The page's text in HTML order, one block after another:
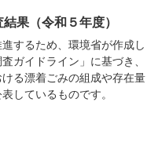
果（令和５年度）
するため、環境省が作成し
ガイドライン」に基づき、
る漂着ごみの組成や存在量
しているものです。